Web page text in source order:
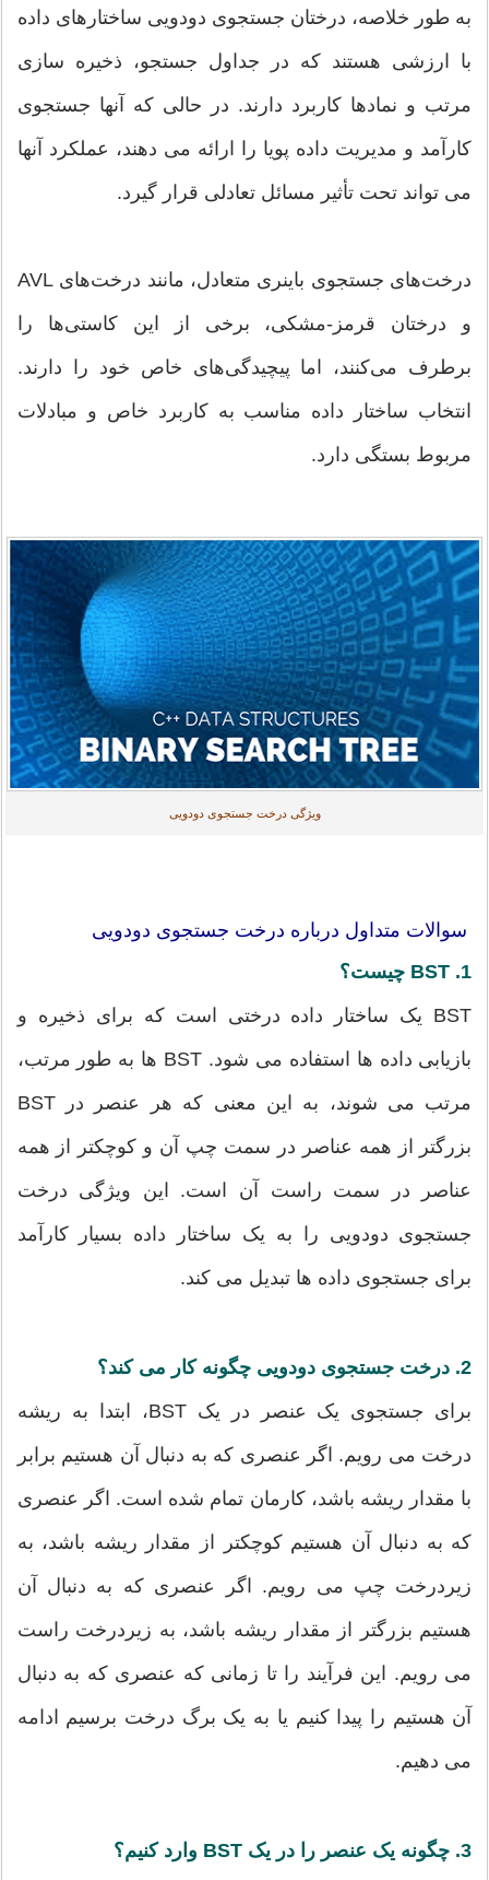
به طور خلاصه، درختان جستجوی دودویی ساختارهای داده
با ارزشی هستند که در جداول جستجو، ذخیره سازی
مرتب و نمادها کاربرد دارند. در حالی که آنها جستجوی
کارآمد و مدیریت داده پویا را ارائه می دهند، عملکرد آنها
می تواند تحت تأثیر مسائل تعادلی قرار گیرد.
درخت‌های جستجوی باینری متعادل، مانند درخت‌های AVL
و درختان قرمز-مشکی، برخی از این کاستی‌ها را
برطرف می‌کنند، اما پیچیدگی‌های خاص خود را دارند.
انتخاب ساختار داده مناسب به کاربرد خاص و مبادلات
مربوط بستگی دارد.
ویژگی درخت جستجوی دودویی
سوالات متداول درباره درخت جستجوی دودویی
1. BST چیست؟
BST یک ساختار داده درختی است که برای ذخیره و
بازیابی داده ها استفاده می شود. BST ها به طور مرتب،
مرتب می شوند، به این معنی که هر عنصر در BST
بزرگتر از همه عناصر در سمت چپ آن و کوچکتر از همه
عناصر در سمت راست آن است. این ویژگی درخت
جستجوی دودویی را به یک ساختار داده بسیار کارآمد
برای جستجوی داده ها تبدیل می کند.
2. درخت جستجوی دودویی چگونه کار می کند؟
برای جستجوی یک عنصر در یک BST، ابتدا به ریشه
درخت می رویم. اگر عنصری که به دنبال آن هستیم برابر
با مقدار ریشه باشد، کارمان تمام شده است. اگر عنصری
که به دنبال آن هستیم کوچکتر از مقدار ریشه باشد، به
زیردرخت چپ می رویم. اگر عنصری که به دنبال آن
هستیم بزرگتر از مقدار ریشه باشد، به زیردرخت راست
می رویم. این فرآیند را تا زمانی که عنصری که به دنبال
آن هستیم را پیدا کنیم یا به یک برگ درخت برسیم ادامه
می دهیم.
3. چگونه یک عنصر را در یک BST وارد کنیم؟